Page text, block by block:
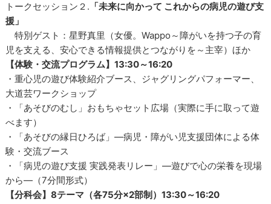
トークセッション２. 「未来に向かって これからの病児の遊び支
援」
特別ゲスト：星野真里（女優。Wappo～障がいを持つ子の育
児を支える、安心できる情報提供とつながりを～主宰）ほか
【体験・交流プログラム】13:30～16:20
・重心児の遊び体験紹介ブース、ジャグリングパフォーマー、
大道芸ワークショップ
・「あそびのむし」おもちゃセット広場（実際に手に取って遊
べます）
・「あそびの縁日ひろば」―病児・障がい児支援団体による体
験・交流ブース
・「病児の遊び支援 実践発表リレー」―遊びで心の栄養を現場
から―（7分間形式）
【分科会】8テーマ（各75分×2部制）13:30～16:20